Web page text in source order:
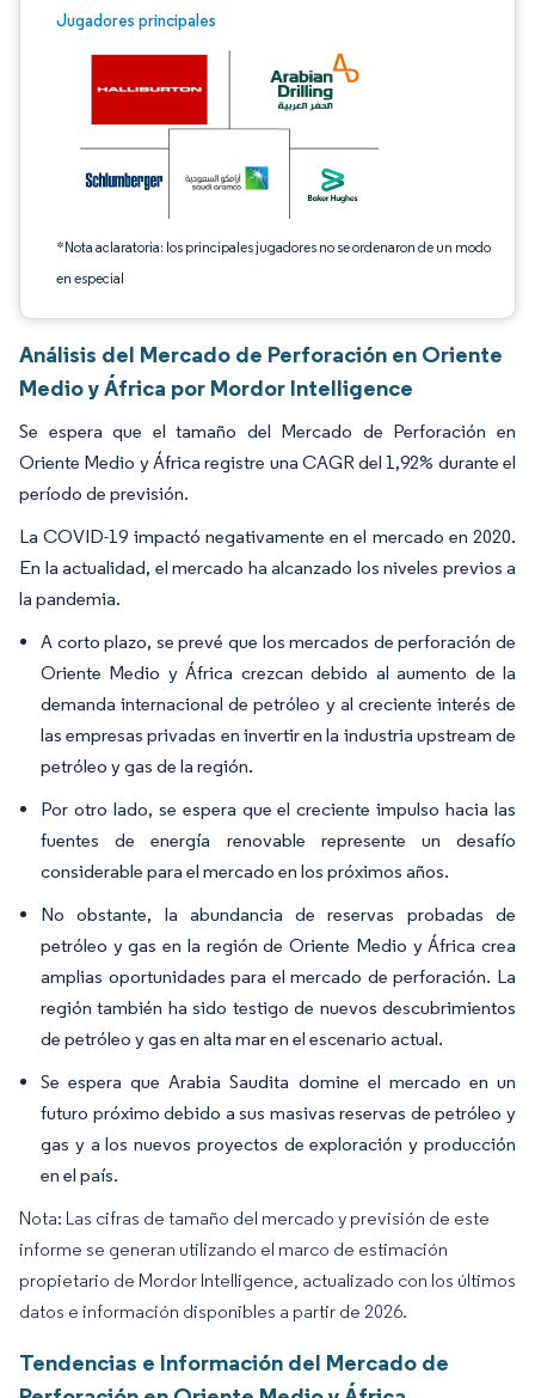
Jugadores principales
*Nota aclaratoria: los principales jugadores no se ordenaron de un modo
en especial
Imagen © Mordor Intelligence. El uso requiere atribución según CC BY 4.0.
Análisis del Mercado de Perforación en Oriente
Medio y África por Mordor Intelligence
Se espera que el tamaño del Mercado de Perforación en
Oriente Medio y África registre una CAGR del 1,92% durante el
período de previsión.
La COVID-19 impactó negativamente en el mercado en 2020.
En la actualidad, el mercado ha alcanzado los niveles previos a
la pandemia.
A corto plazo, se prevé que los mercados de perforación de
Oriente Medio y África crezcan debido al aumento de la
demanda internacional de petróleo y al creciente interés de
las empresas privadas en invertir en la industria upstream de
petróleo y gas de la región.
Por otro lado, se espera que el creciente impulso hacia las
fuentes de energía renovable represente un desafío
considerable para el mercado en los próximos años.
No obstante, la abundancia de reservas probadas de
petróleo y gas en la región de Oriente Medio y África crea
amplias oportunidades para el mercado de perforación. La
región también ha sido testigo de nuevos descubrimientos
de petróleo y gas en alta mar en el escenario actual.
Se espera que Arabia Saudita domine el mercado en un
futuro próximo debido a sus masivas reservas de petróleo y
gas y a los nuevos proyectos de exploración y producción
en el país.
Nota: Las cifras de tamaño del mercado y previsión de este
informe se generan utilizando el marco de estimación
propietario de Mordor Intelligence, actualizado con los últimos
datos e información disponibles a partir de 2026.
Tendencias e Información del Mercado de